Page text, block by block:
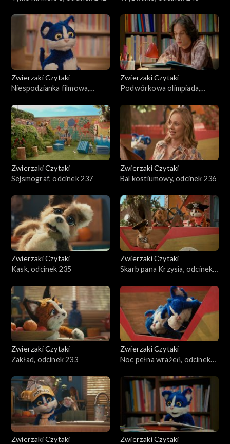
Zwierzaki Czytaki
Niespodzianka filmowa,
Zwierzaki Czytaki
Podwórkowa olimpiada,
Zwierzaki Czytaki
Sejsmograf, odcinek 237
Zwierzaki Czytaki
Bal kostiumowy, odcinek 236
Zwierzaki Czytaki
Kask, odcinek 235
Zwierzaki Czytaki
Skarb pana Krzysia, odcinek
Zwierzaki Czytaki
Zakład, odcinek 233
Zwierzaki Czytaki
Noc pełna wrażeń, odcinek
Zwierzaki Czytaki
Zwierzaki Czytaki